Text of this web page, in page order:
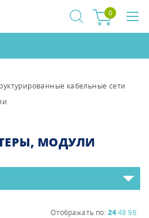
0
кабельные сети
МОДУЛИ
Отображать по: 2448 96